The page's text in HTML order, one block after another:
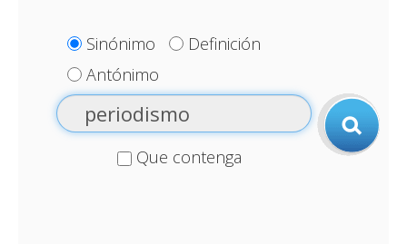
Sinónimo
Definición
Antónimo
Que contenga